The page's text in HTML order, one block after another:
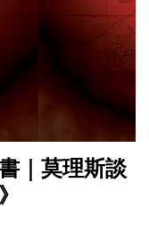
｜莫理斯談